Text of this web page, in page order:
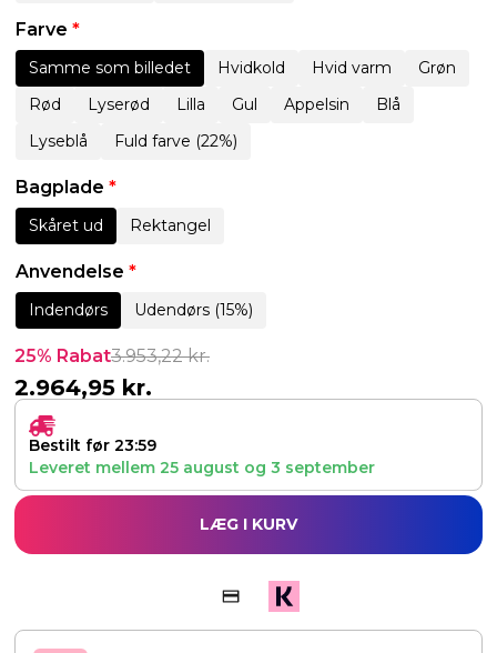
Farve *
Samme som billedet Hvidkold Hvid varm
Grøn
Rød
Lyserød Lilla Gul Appelsin
Blå
Lyseblå
Fuld farve (22%)
Bagplade *
Skåret ud Rektangel
Anvendelse *
Indendørs Udendørs (15%)
25% Rabat3.953,22kr.
2.964,95 kr.
Bestilt før 23:59
Leveret mellem 25 august og 3 september
LÆG I KURV